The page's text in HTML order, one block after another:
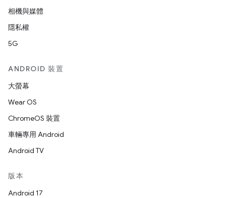
相機與媒體
隱私權
5G
ANDROID 裝置
大螢幕
Wear OS
ChromeOS 裝置
車輛專用 Android
Android TV
版本
Android 17